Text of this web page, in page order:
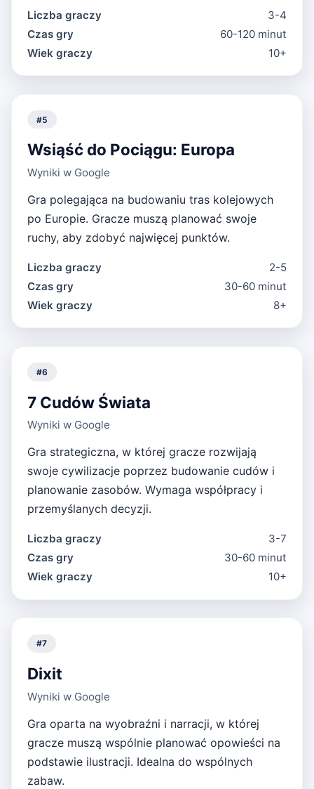
Liczba graczy
3-4
Czas gry
60-120 minut
Wiek graczy
10+
#5
Wsiąść do Pociągu: Europa
Wyniki w Google
Gra polegająca na budowaniu tras kolejowych
po Europie. Gracze muszą planować swoje
ruchy, aby zdobyć najwięcej punktów.
Liczba graczy
2-5
Czas gry
30-60 minut
Wiek graczy
8+
#6
7 Cudów Świata
Wyniki w Google
Gra strategiczna, w której gracze rozwijają
swoje cywilizacje poprzez budowanie cudów i
planowanie zasobów. Wymaga współpracy i
przemyślanych decyzji.
Liczba graczy
3-7
Czas gry
30-60 minut
Wiek graczy
10+
#7
Dixit
Wyniki w Google
Gra oparta na wyobraźni i narracji, w której
gracze muszą wspólnie planować opowieści na
podstawie ilustracji. Idealna do wspólnych
zabaw.